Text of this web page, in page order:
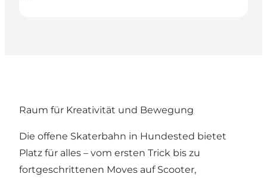
Raum für Kreativität und Bewegung
Die offene Skaterbahn in Hundested bietet
Platz für alles – vom ersten Trick bis zu
fortgeschrittenen Moves auf Scooter,